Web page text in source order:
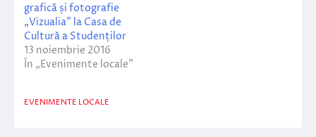
grafică și fotografie
„Vizualia” la Casa de
Cultură a Studenților
13 noiembrie 2016
În „Evenimente locale”
EVENIMENTE LOCALE